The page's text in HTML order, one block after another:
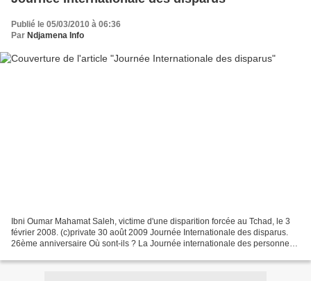
Publié le 05/03/2010 à 06:36
Par Ndjamena Info
Ibni Oumar Mahamat Saleh, victime d'une disparition forcée au Tchad, le 3
février 2008. (c)private 30 août 2009 Journée Internationale des disparus.
26ème anniversaire Où sont-ils ? La Journée internationale des personnes